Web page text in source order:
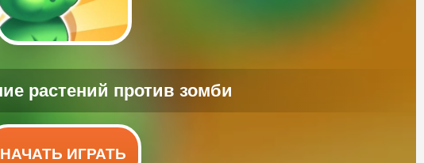
НАЧАТЬ ИГРАТЬ